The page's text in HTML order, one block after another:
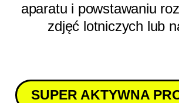
aparatu i powstawaniu
zdjęć lotniczych lub
SUPER AKTYWNA